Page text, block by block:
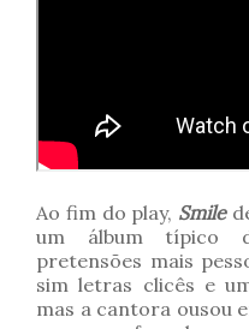
Ao fim do play, Smile
um álbum típico
pretensões mais
sim letras clicês e
mas a cantora ousou